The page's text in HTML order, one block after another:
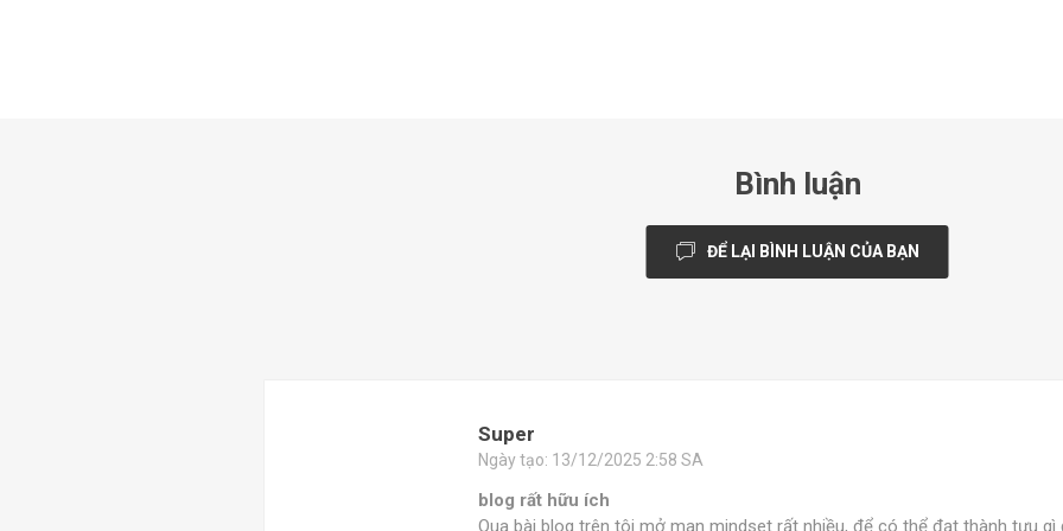
Bình luận
ĐỂ LẠI BÌNH LUẬN CỦA BẠN
Super
Ngày tạo: 13/12/2025 2:58 SA
blog rất hữu ích
Qua bài blog trên tôi mở man mindset rất nhiều, để có thể đạt thành tựu gì